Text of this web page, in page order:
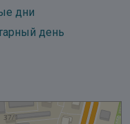
дни
день